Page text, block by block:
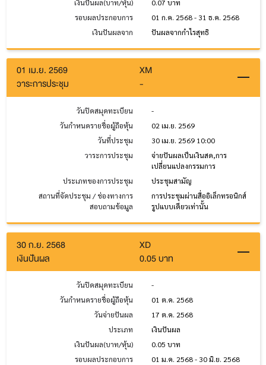
เงินปันผล(บาท/หุ้น)
0.07 บาท
รอบผลประกอบการ
01 ก.ค. 2568 - 31 ธ.ค. 2568
เงินปันผลจาก
ปันผลจากกำไรสุทธิ
01 เม.ย. 2569
XM
วาระการประชุม
-
วันปิดสมุดทะเบียน
-
วันกำหนดรายชื่อผู้ถือหุ้น
02 เม.ย. 2569
วันที่ประชุม
30 เม.ย. 2569 10:00
วาระการประชุม
จ่ายปันผลเป็นเงินสด,การ
เปลี่ยนแปลงกรรมการ
ประเภทของการประชุม
ประชุมสามัญ
สถานที่จัดประชุม / ช่องทางการ
สอบถามข้อมูล
การประชุมผ่านสื่ออิเล็กทรอนิกส์
รูปแบบเดียวเท่านั้น
30 ก.ย. 2568
XD
เงินปันผล
0.05 บาท
วันปิดสมุดทะเบียน
-
วันกำหนดรายชื่อผู้ถือหุ้น
01 ต.ค. 2568
วันจ่ายปันผล
17 ต.ค. 2568
ประเภท
เงินปันผล
เงินปันผล(บาท/หุ้น)
0.05 บาท
รอบผลประกอบการ
01 ม.ค. 2568 - 30 มิ.ย. 2568